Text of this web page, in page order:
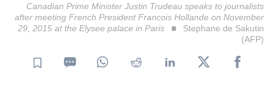
Canadian Prime Minister Justin Trudeau speaks to journalists
after meeting French President Francois Hollande on November
29, 2015 at the Elysee palace in Paris
Stephane de Sakutin
(AFP)